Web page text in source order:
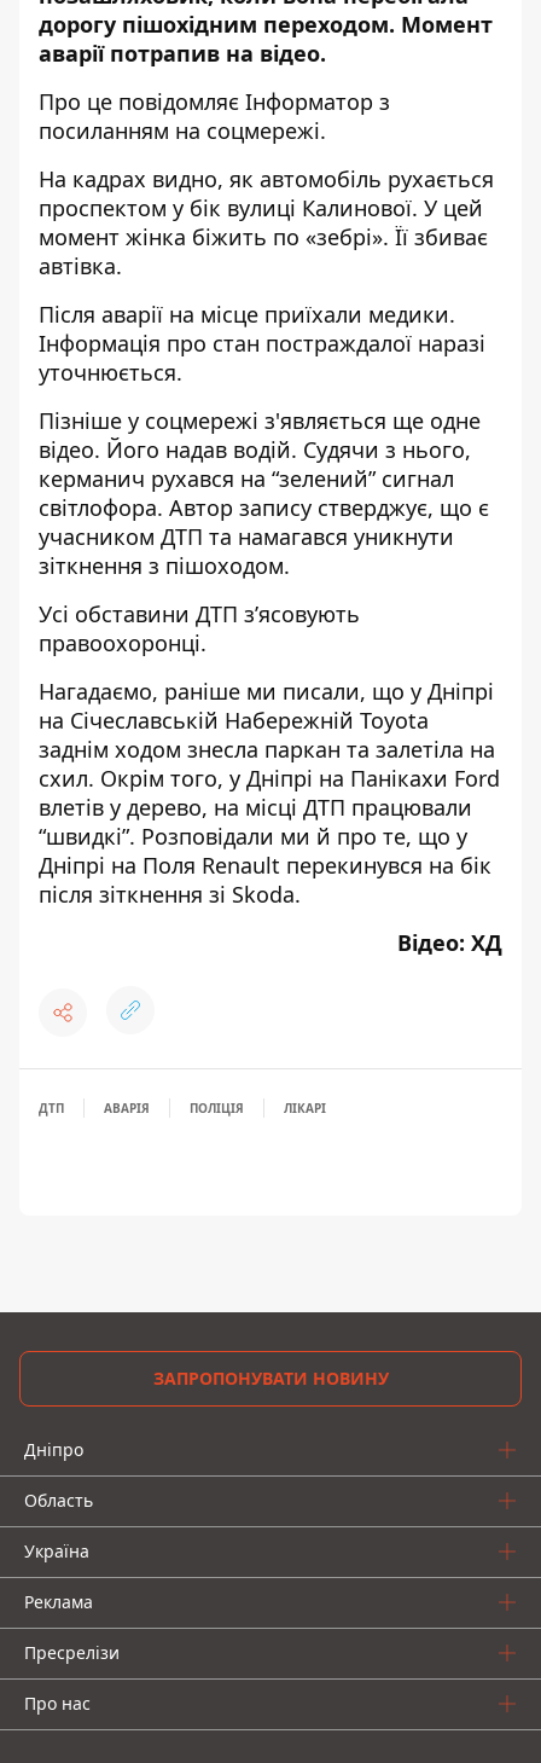
дорогу пішохідним переходом. Момент
аварії потрапив на відео.
Про це повідомляє Інформатор з
посиланням на соцмережі.
На кадрах видно, як автомобіль рухається
проспектом у бік вулиці Калинової. У цей
момент жінка біжить по «зебрі». Її збиває
автівка.
Після аварії на місце приїхали медики.
Інформація про стан постраждалої наразі
уточнюється.
Пізніше у соцмережі з'являється ще одне
відео. Його надав водій. Судячи з нього,
керманич рухався на “зелений” сигнал
світлофора. Автор запису стверджує, що є
учасником ДТП та намагався уникнути
зіткнення з пішоходом.
Усі обставини ДТП з’ясовують
правоохоронці.
Нагадаємо, раніше ми писали, що у Дніпрі
на Січеславській Набережній Toyota
заднім ходом знесла паркан та залетіла на
схил. Окрім того, у Дніпрі на Панікахи Ford
влетів у дерево, на місці ДТП працювали
“швидкі”. Розповідали ми й про те, що у
Дніпрі на Поля Renault перекинувся на бік
після зіткнення зі Skoda.
Відео: ХД
ДТП АВАРІЯ ПОЛІЦІЯ ЛІКАРІ
ЗАПРОПОНУВАТИ НОВИНУ
Дніпро
Область
Україна
Реклама
Пресрелізи
Про нас